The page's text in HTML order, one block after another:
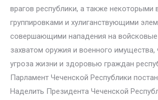
врагов республики, а также
группировками и хулиганствующими
совершающими нападения на войсковые
захватом оружия и военного имущества,
угроза жизни и здоровью граждан
Парламент Чеченской Республики
Наделить Президента Чеченской